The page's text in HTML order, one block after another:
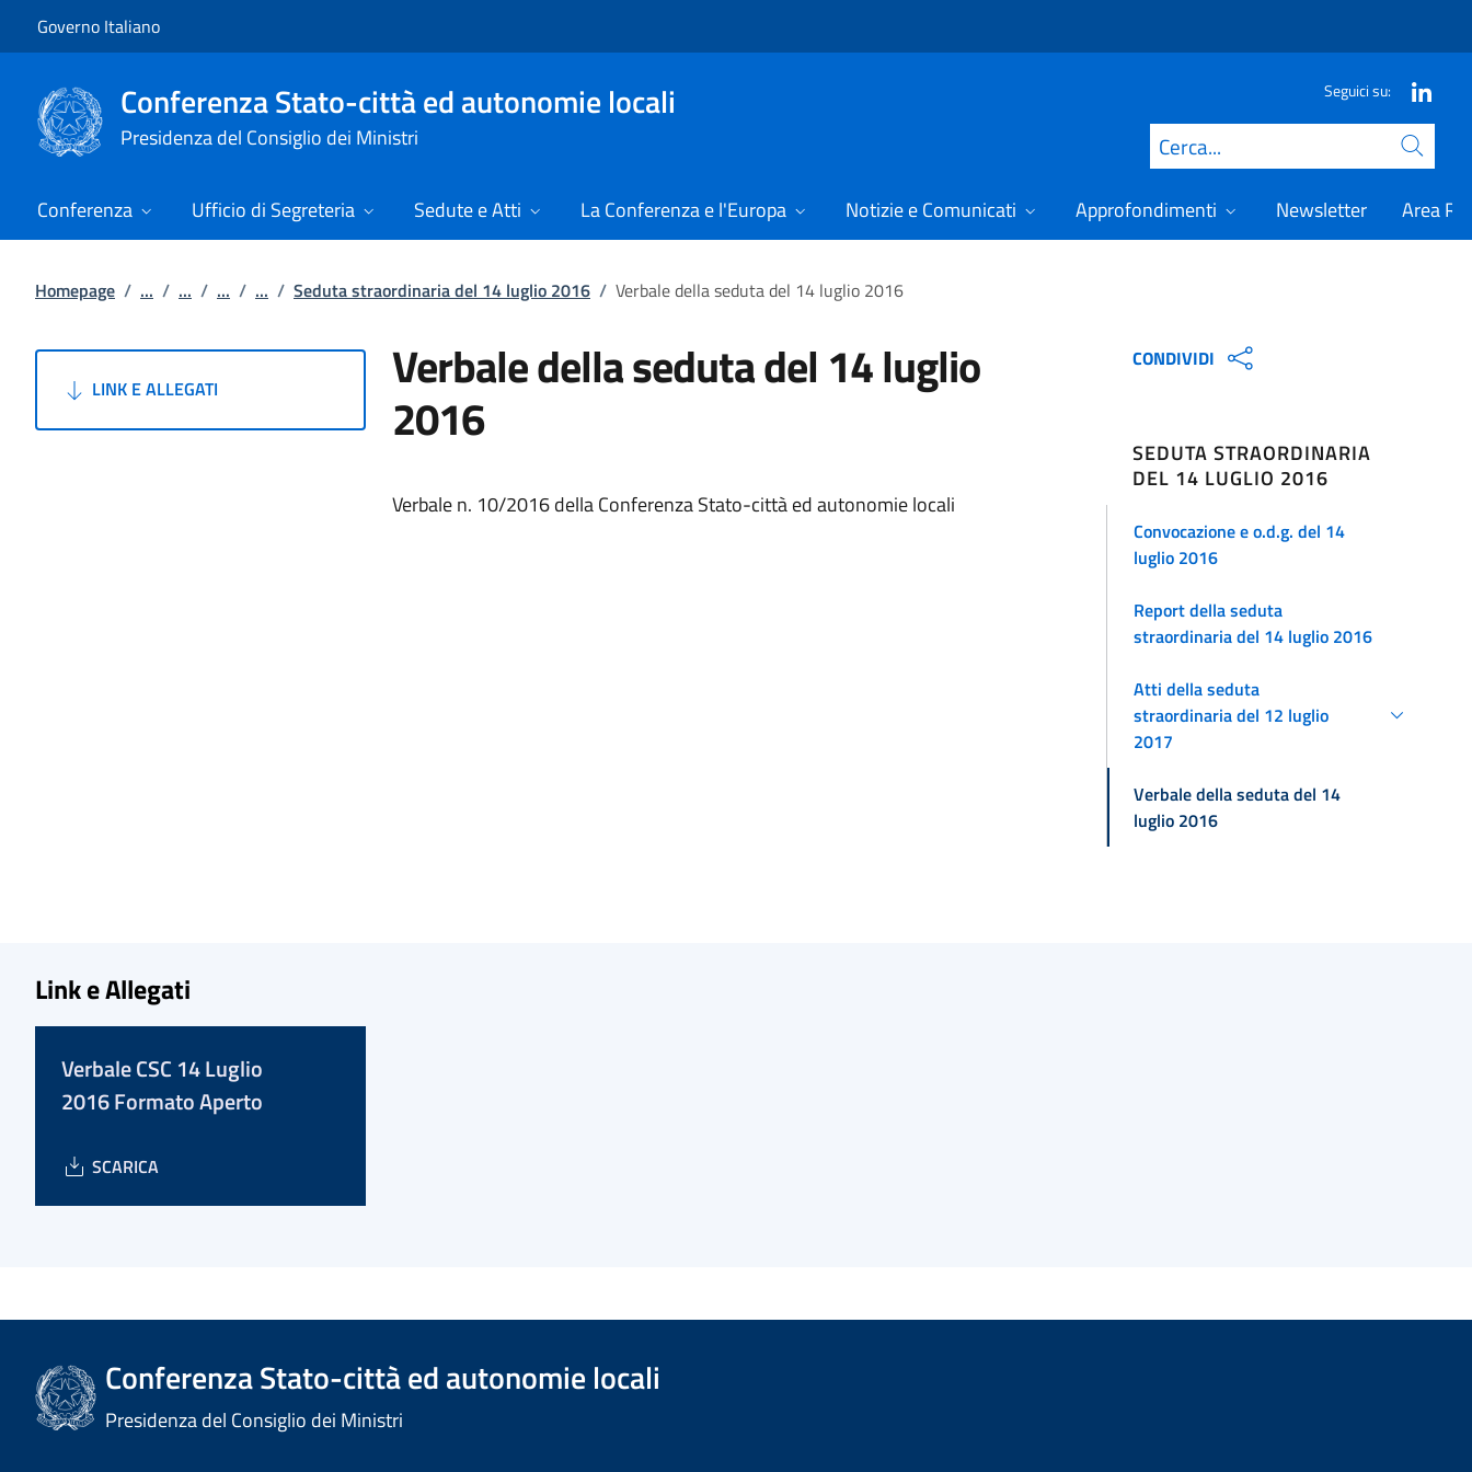
Governo Italiano
Conferenza Stato-città ed autonomie locali
Presidenza del Consiglio dei Ministri
Seguici su:
Cerca
Conferenza Ufficio di Segreteria Sedute e Atti La Conferenza e l'Europa Notizie e Comunicati Approfondimenti Newsletter Area
Homepage / ... / ... / ... / ... / Seduta straordinaria del 14 luglio 2016 / Verbale della seduta del 14 luglio 2016
LINK E ALLEGATI Verbale della seduta del 14 luglio
2016
Verbale n. 10/2016 della Conferenza Stato-città ed autonomie locali
CONDIVIDI
SEDUTA STRAORDINARIA
DEL 14 LUGLIO 2016
Convocazione e o.d.g. del 14
luglio 2016
Report della seduta
straordinaria del 14 luglio 2016
Atti della seduta
straordinaria del 12 luglio
2017
Verbale della seduta del 14
luglio 2016
Link e Allegati
Verbale CSC 14 Luglio
2016 Formato Aperto
SCARICA
Conferenza Stato-città ed autonomie locali
Presidenza del Consiglio dei Ministri